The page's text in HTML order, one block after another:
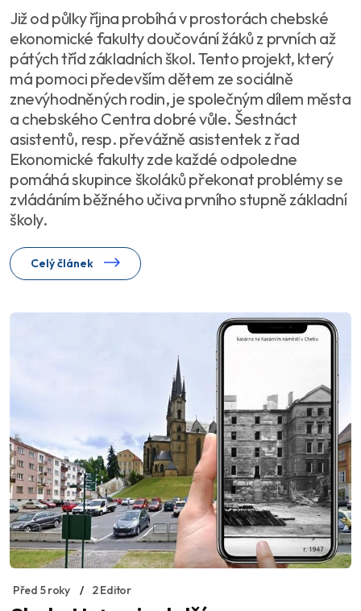
Již od půlky října probíhá v prostorách chebské
ekonomické fakulty doučování žáků z prvních až
pátých tříd základních škol. Tento projekt, který
má pomoci především dětem ze sociálně
znevýhodněných rodin, je společným dílem města
a chebského Centra dobré vůle. Šestnáct
asistentů, resp. převážně asistentek z řad
Ekonomické fakulty zde každé odpoledne
pomáhá skupince školáků překonat problémy se
zvládáním běžného učiva prvního stupně základní
školy.
Celý článek
Před 5 roky 2 Editor